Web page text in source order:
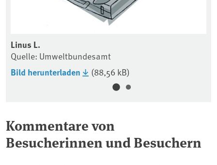
Linus L.
Quelle: Umweltbundesamt
Bild herunterladen (88,56 kB)
Kommentare von
Besucherinnen und Besuchern